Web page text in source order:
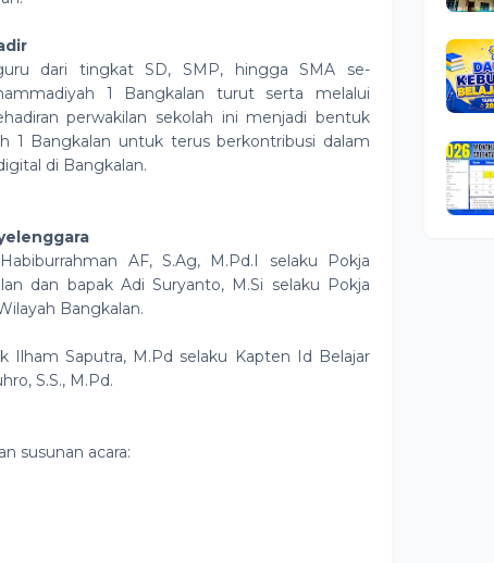
dari tingkat SD, SMP, hingga SMA se-
1 Bangkalan turut serta melalui
perwakilan sekolah ini menjadi bentuk
1 Bangkalan untuk terus berkontribusi dalam
di Bangkalan.
AF, S.Ag, M.Pd.I selaku Pokja
dan bapak Adi Suryanto, M.Si selaku Pokja
Bangkalan.
Ilham Saputra, M.Pd selaku Kapten Id Belajar
S.S., M.Pd.
susunan acara: